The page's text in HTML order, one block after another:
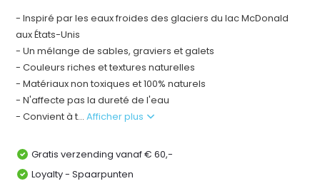
- Inspiré par les eaux froides des glaciers du lac McDonald
aux États-Unis
- Un mélange de sables, graviers et galets
- Couleurs riches et textures naturelles
- Matériaux non toxiques et 100% naturels
- N'affecte pas la dureté de l'eau
- Convient à t...Afficher plus
Gratis verzending vanaf € 60,-
Loyalty - Spaarpunten